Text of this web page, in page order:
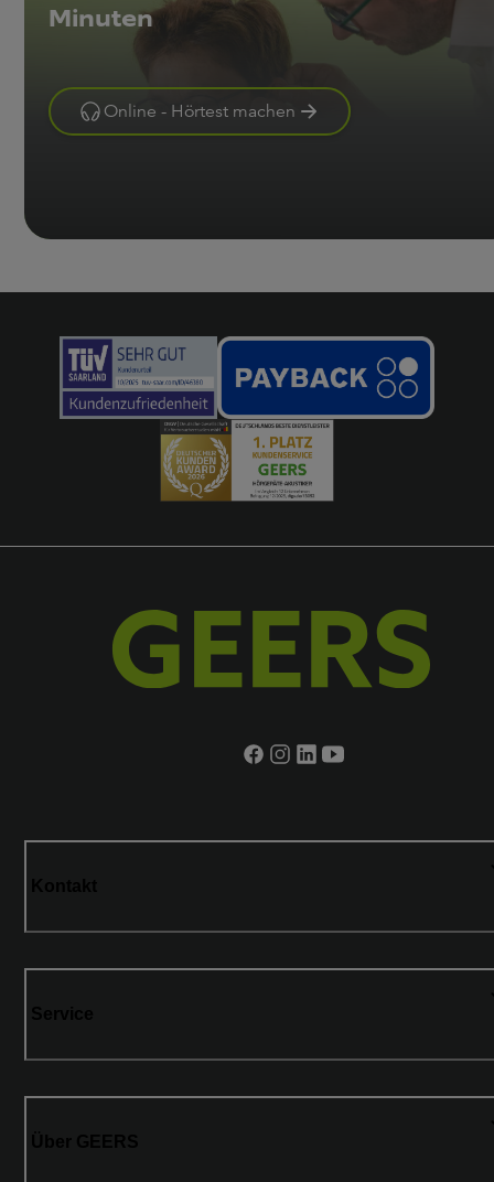
Minuten
Online - Hörtest machen